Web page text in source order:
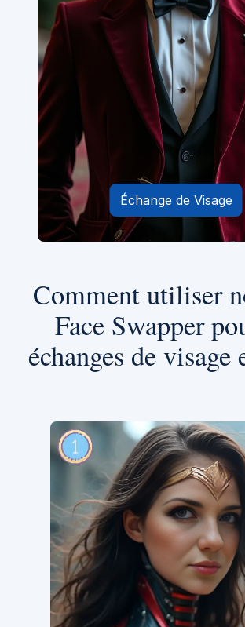
Échange de Visage
Comment utiliser
Face Swapper
échanges de visage